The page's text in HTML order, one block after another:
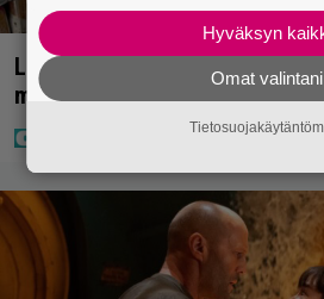
Lapset ostivat isälle lahjaksi
mutta miten sitten kävikään
Hyväksyn
Omat valintani